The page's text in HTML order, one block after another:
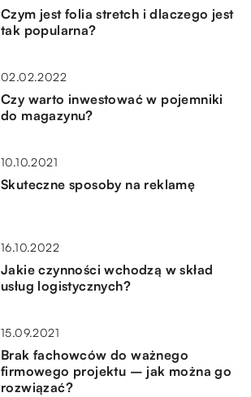
Czym jest folia stretch i dlaczego jest
tak popularna?
02.02.2022
Czy warto inwestować w pojemniki
do magazynu?
10.10.2021
Skuteczne sposoby na reklamę
16.10.2022
Jakie czynności wchodzą w skład
usług logistycznych?
15.09.2021
Brak fachowców do ważnego
firmowego projektu – jak można go
rozwiązać?